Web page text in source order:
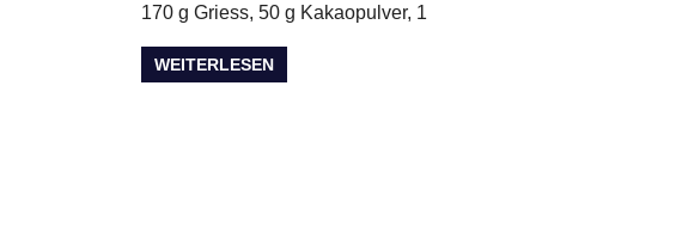
170 g Griess, 50 g Kakaopulver, 1
WEITERLESEN